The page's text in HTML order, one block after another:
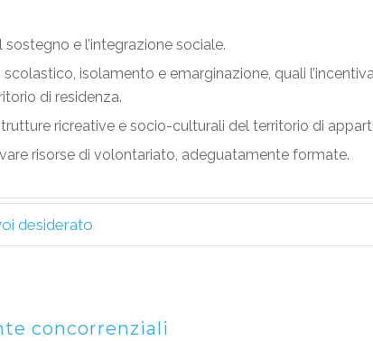
e l’integrazione sociale.
isolamento e emarginazione, quali
di residenza.
ricreative e socio-culturali del territorio di
risorse di volontariato, adeguatamente formate.
desiderato
concorrenziali